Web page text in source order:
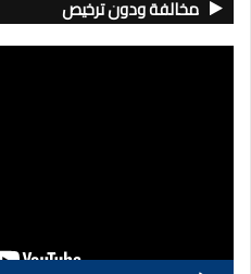
مخالفة ودون ترخيص